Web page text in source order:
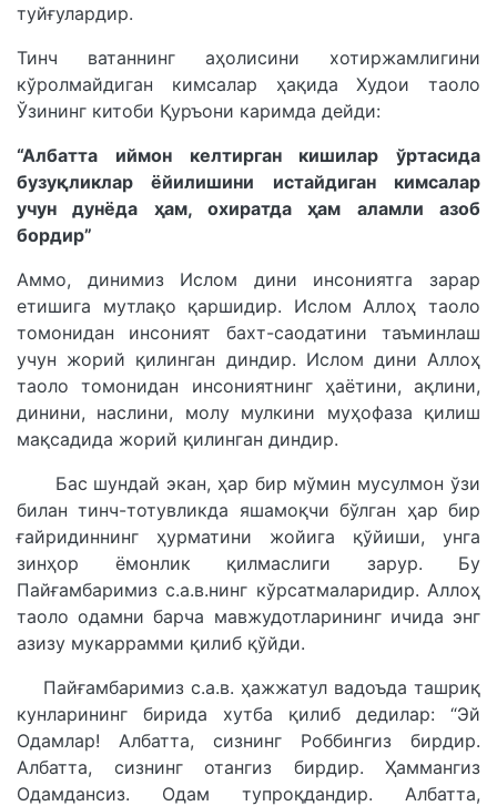
туйғулардир.
Тинч ватаннинг аҳолисини хотиржамлигини
кўролмайдиган кимсалар ҳақида Худои таоло
Ўзининг китоби Қуръони каримда дейди:
“Албатта иймон келтирган кишилар ўртасида
бузуқликлар ёйилишини истайдиган кимсалар
учун дунёда ҳам, охиратда ҳам аламли азоб
бордир”
Аммо, динимиз Ислом дини инсониятга зарар
етишига мутлақо қаршидир. Ислом Аллоҳ таоло
томонидан инсоният бахт-саодатини таъминлаш
учун жорий қилинган диндир. Ислом дини Аллоҳ
таоло томонидан инсониятнинг ҳаётини, ақлини,
динини, наслини, молу мулкини муҳофаза қилиш
мақсадида жорий қилинган диндир.
Бас шундай экан, ҳар бир мўмин мусулмон ўзи
билан тинч-тотувликда яшамоқчи бўлган ҳар бир
ғайридиннинг ҳурматини жойига қўйиши, унга
зинҳор ёмонлик қилмаслиги зарур. Бу
Пайғамбаримиз с.а.в.нинг кўрсатмаларидир. Аллоҳ
таоло одамни барча мавжудотларининг ичида энг
азизу мукаррамми қилиб қўйди.
Пайғамбаримиз с.а.в. ҳажжатул вадоъда ташриқ
кунларининг бирида хутба қилиб дедилар: “Эй
Одамлар! Албатта, сизнинг Роббингиз бирдир.
Албатта, сизнинг отангиз бирдир. Ҳаммангиз
Одамдансиз. Одам тупроқдандир. Албатта,